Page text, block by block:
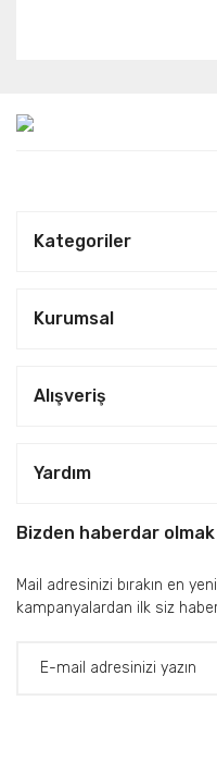
Kategoriler
Kurumsal
Alışveriş
Yardım
Bizden haberdar
Mail adresinizi bırakın en
kampanyalardan ilk siz